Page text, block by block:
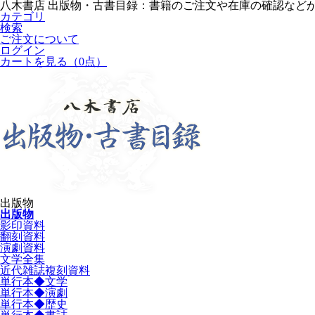
八木書店 出版物・古書目録：書籍のご注文や在庫の確認など
カテゴリ
検索
ご注文について
ログイン
カートを見る
（0点）
出版物
出版物
影印資料
翻刻資料
演劇資料
文学全集
近代雑誌複刻資料
単行本◆文学
単行本◆演劇
単行本◆歴史